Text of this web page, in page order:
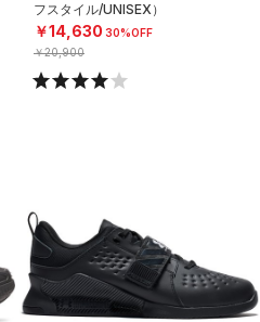
フスタイル/UNISEX）
￥14,630 30%OFF
￥20,900